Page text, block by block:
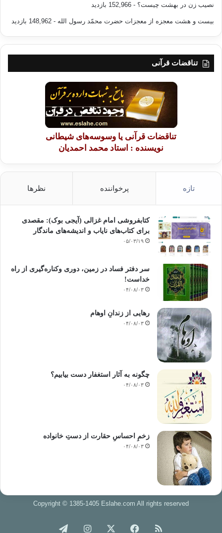
نصیب زن در بهشت چیست؟ - 152,966 بازدید
بیست و هشت معجزه از معجزات حضرت محمّد رسول الله - 148,962 بازدید
تناقضات قرآنی
تناقضات قرآنی یا وسوسه‌های شیطانی
نویسنده : استاد محمد احمدیان
تازه پرخواننده نظرها
کتابفروشی امام غزالی (آیجی بوک): مقصدی
برای کتاب‌های نایاب و اندیشه‌های ماندگار
۰۵/۰۳/۱۹
سر دفتر فساد در زمین‌، دوری وکناره‌گیری از راه
خداست‌!
۰۴/۰۸/۰۳
رهایی از زندانِ اوهام
۰۴/۰۸/۰۳
چگونه به آثار استغفار دست بیابیم؟
۰۴/۰۸/۰۳
زخمِ احساسِ حقارت از دستِ خانواده
۰۴/۰۸/۰۳
Copyright © 1385-1405 Eslahe.com All rights reserved
خوراک فیس اینستاگرام